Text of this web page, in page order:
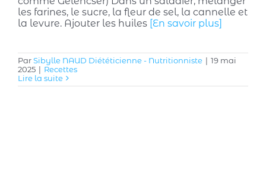
les farines, le sucre, la fleur de sel, la cannelle et
la levure. Ajouter les huiles [En savoir plus]
ParSibylle NAUD Diététicienne - Nutritionniste | 19 mai
2025 | Recettes
Lire la suite